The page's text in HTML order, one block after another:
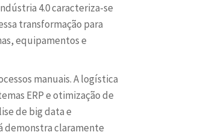
4.0 caracteriza-se
transformação para
equipamentos e
manuais. A logística
ERP e otimização de
de big data e
demonstra claramente